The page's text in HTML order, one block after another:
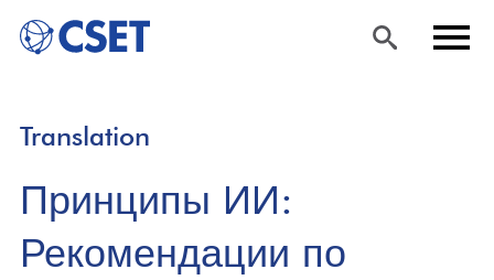
main
content
Translation
Принципы ИИ:
Рекомендации по